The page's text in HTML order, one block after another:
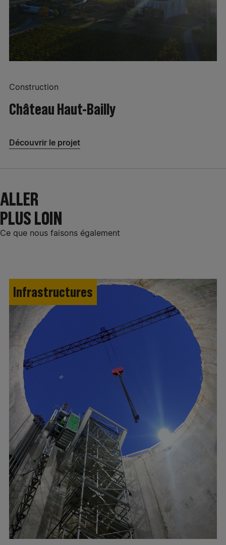
Construction
Château Haut-Bailly
Découvrir le projet
ALLER
PLUS LOIN
Ce que nous faisons également
Infrastructures